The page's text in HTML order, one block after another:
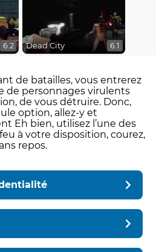
6.2 Dead City 6.1
de batailles, vous entrerez
de personnages virulents
de vous détruire. Donc,
option, allez-y et
Eh bien, utilisez l’une des
à votre disposition, courez,
repos.